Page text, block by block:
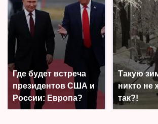
Где будет встреча
президентов США и
России: Европа?
Такую
никто не
так?!